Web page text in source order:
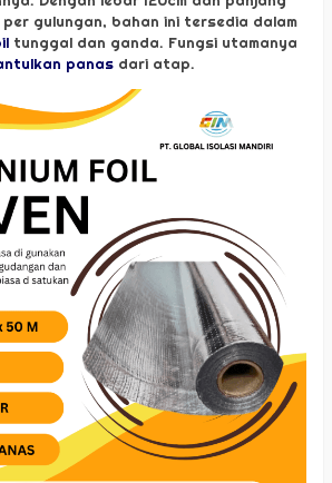
gulungan, bahan ini tersedia dalam
tunggal dan ganda. Fungsi utamanya
panas dari atap.